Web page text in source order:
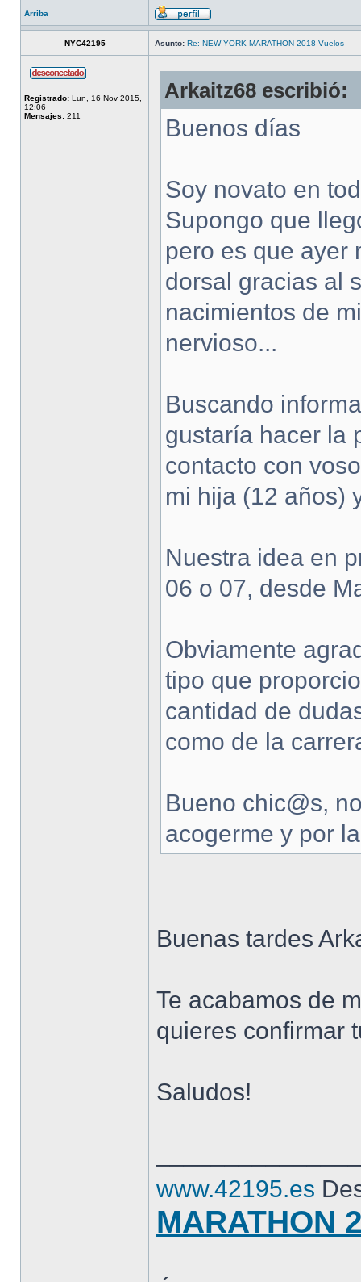
Arriba
NYC42195 Asunto: Re: NEW YORK MARATHON 2018 Vuelos
Registrado: Lun, 16 Nov 2015,
12:06
Mensajes: 211
Arkaitz68 escribió:
Buenos días
Soy novato en
Supongo que
pero es que ayer
dorsal gracias al
nacimientos de
nervioso...
Buscando
gustaría hacer la
contacto con
mi hija (12 años)
Nuestra idea en
06 o 07, desde
Obviamente
tipo que
cantidad de
como de la
Bueno chic@s,
acogerme y por
Buenas tardes
Te acabamos de
quieres confirmar
Saludos!
www.42195.es
MARATHON